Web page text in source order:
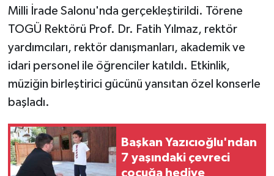
Milli İrade Salonu'nda gerçekleştirildi. Törene
TOGÜ Rektörü Prof. Dr. Fatih Yılmaz, rektör
yardımcıları, rektör danışmanları, akademik ve
idari personel ile öğrenciler katıldı. Etkinlik,
müziğin birleştirici gücünü yansıtan özel konserle
başladı.
Başkan Yazıcıoğlu'ndan
7 yaşındaki çevreci
çocuğa hediye